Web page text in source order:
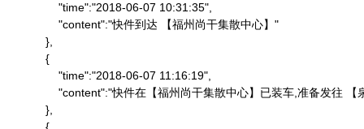
                "time":"2018-06-07 10:31:35",
                "content":"快件到达 【福州尚干集散中心】"
            },
            {
                "time":"2018-06-07 11:16:19",
"content":"快件在【福州尚干集散中心】已装车,准备发往
            },